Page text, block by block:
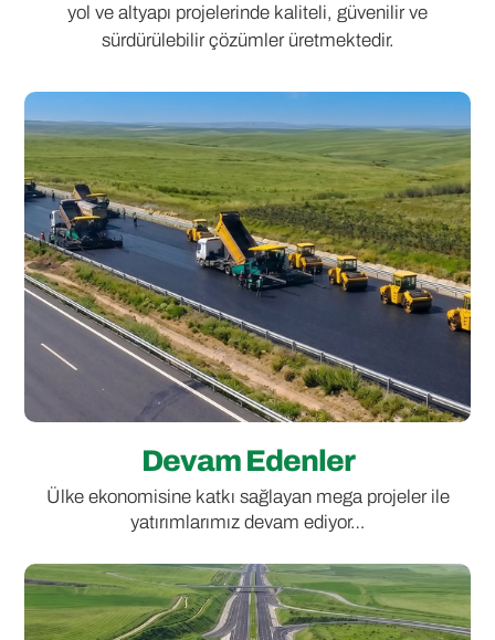
yol ve altyapı projelerinde kaliteli, güvenilir ve
sürdürülebilir çözümler üretmektedir.
Devam Edenler
Ülke ekonomisine katkı sağlayan mega projeler ile
yatırımlarımız devam ediyor…